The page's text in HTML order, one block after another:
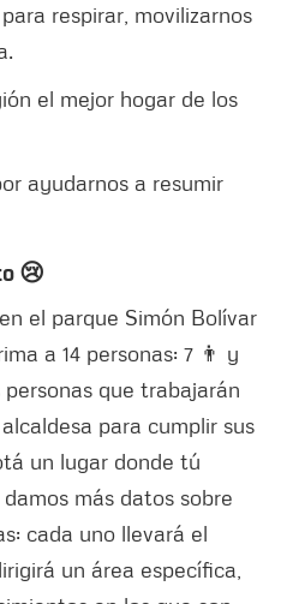
respirar, movilizarnos
el mejor hogar de los
ayudarnos a resumir
😢
el parque Simón Bolívar
a 14 personas: 7 👨 y
personas que trabajarán
para cumplir sus
un lugar donde tú
más datos sobre
cada uno llevará el
un área específica,